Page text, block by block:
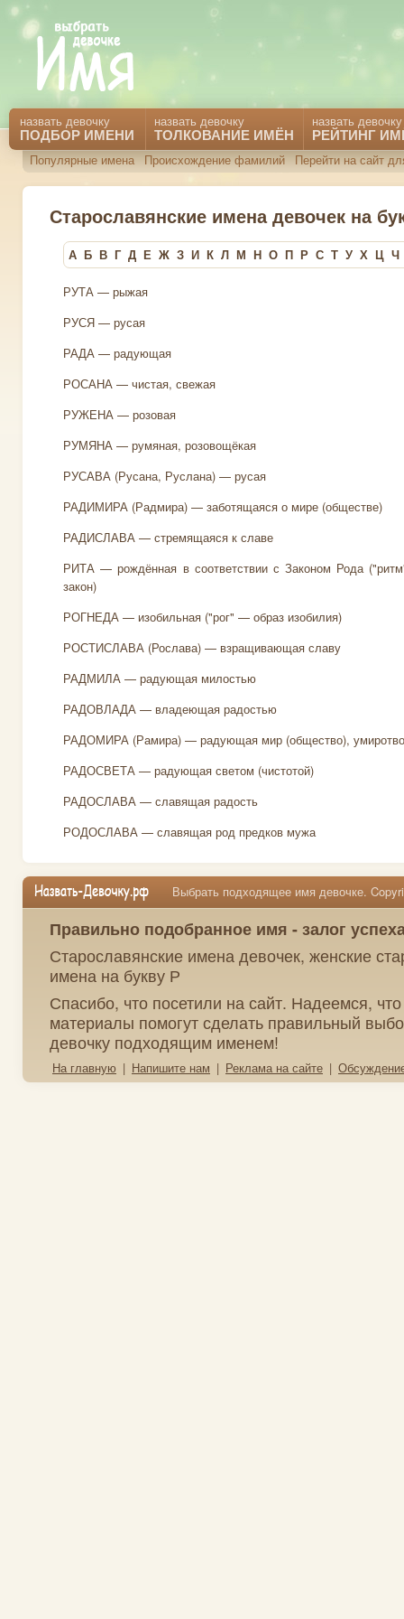
назвать девочку
ПОДБОР ИМЕНИ
назвать девочку
ТОЛКОВАНИЕ ИМЁН
назвать девочку
РЕЙТИНГ
Популярные имена Происхождение фамилий Перейти на сайт
Старославянские имена девочек на
А Б В Г Д Е Ж З И К Л М Н О П Р С Т У Х Ц Ч
РУТА — рыжая
РУСЯ — русая
РАДА — радующая
РОСАНА — чистая, свежая
РУЖЕНА — розовая
РУМЯНА — румяная, розовощёкая
РУСАВА (Русана, Руслана) — русая
РАДИМИРА (Радмира) — заботящаяся о мире (обществе)
РАДИСЛАВА — стремящаяся к славе
РИТА — рождённая в соответствии с Законом Рода
закон)
РОГНЕДА — изобильная ("рог" — образ изобилия)
РОСТИСЛАВА (Рослава) — взращивающая славу
РАДМИЛА — радующая милостью
РАДОВЛАДА — владеющая радостью
РАДОМИРА (Рамира) — радующая мир (общество),
РАДОСВЕТА — радующая светом (чистотой)
РАДОСЛАВА — славящая радость
РОДОСЛАВА — славящая род предков мужа
Выбрать подходящее имя девочке.
Правильно подобранное имя - залог
Старославянские имена девочек, женские
имена на букву Р
Спасибо, что посетили на сайт. Надеемся,
материалы помогут сделать правильный
девочку подходящим именем!
На главную | Напишите нам | Реклама на сайте |